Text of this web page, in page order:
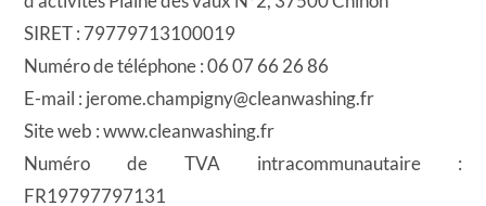
SIRET : 79779713100019
Numéro de téléphone : 06 07 66 26 86
E-mail : jerome.champigny@cleanwashing.fr
Site web : www.cleanwashing.fr
Numéro de TVA intracommunautaire :
FR19797797131